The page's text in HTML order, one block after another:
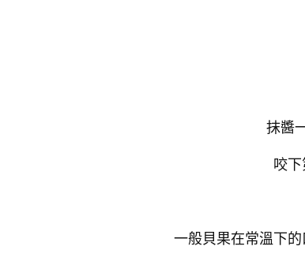
抹醬
咬
一般貝果在常溫下